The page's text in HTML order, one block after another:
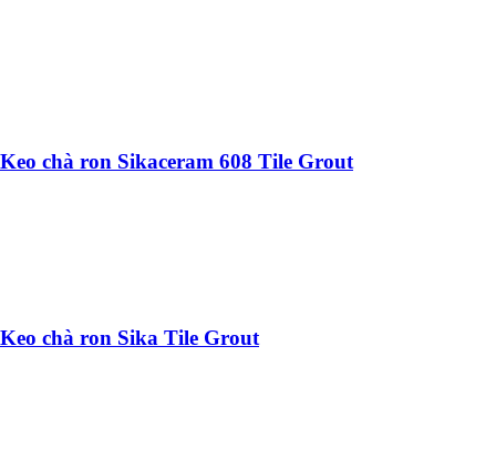
Keo chà ron Sikaceram 608 Tile Grout
Keo chà ron Sika Tile Grout